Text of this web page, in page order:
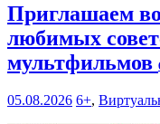
Приглашаем
любимых
мультфильмов
05.08.2026 6+,